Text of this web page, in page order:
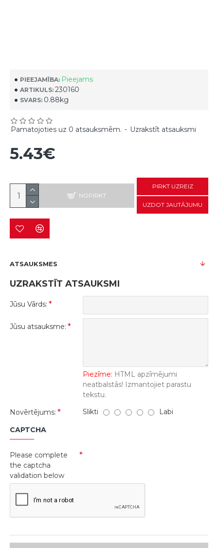
PIEEJAMĪBA: Pieejams
ARTIKULS: 230160
SVARS: 0.88kg
Pamatojoties uz 0 atsauksmēm. - Uzrakstīt atsauksmi
5.43€
NOPIRKT
PIRKT UZREIZ
UZDOT JAUTĀJUMU
ATSAUKSMES
UZRAKSTĪT ATSAUKSMI
Jūsu Vārds:
Jūsu atsauksme:
Piezīme: HTML apzīmējumi
neatbalstās! Izmantojiet parastu
tekstu.
Novērtējums:
Slikti Labi
CAPTCHA
Please complete
the captcha
validation below